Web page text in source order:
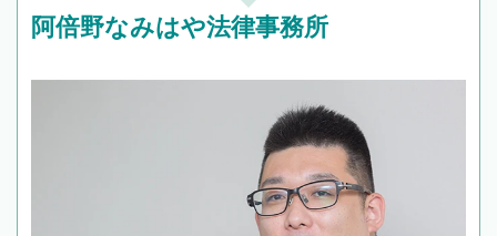
阿倍野なみはや法律事務所